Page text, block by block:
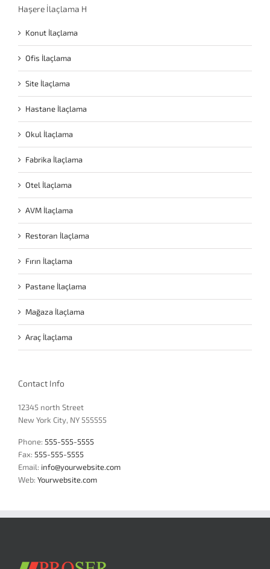
Haşere İlaçlama H
Konut İlaçlama
Ofis İlaçlama
Site İlaçlama
Hastane İlaçlama
Okul İlaçlama
Fabrika İlaçlama
Otel İlaçlama
AVM İlaçlama
Restoran İlaçlama
Fırın İlaçlama
Pastane İlaçlama
Mağaza İlaçlama
Araç İlaçlama
Contact Info
12345 north Street
New York City, NY 555555
Phone: 555-555-5555
Fax: 555-555-5555
Email: info@yourwebsite.com
Web: Yourwebsite.com